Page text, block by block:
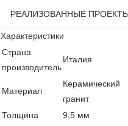
РЕАЛИЗОВАННЫЕ
Характеристики
Страна
производитель
Италия
Материал
Керамический
гранит
Толщина
9,5 мм